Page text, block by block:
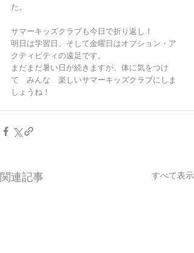
た。
サマーキッズクラブも今日で折り返し！
明日は学習日、そして金曜日はオプション・ア
クティビティの遠足です。
まだまだ暑い日が続きますが、体に気をつけ
て　みんな　楽しいサマーキッズクラブにしま
しょうね！
関連記事 すべて表示